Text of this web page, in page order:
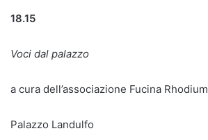
18.15
Voci dal palazzo
a cura dell’associazione Fucina Rhodium
Palazzo Landulfo